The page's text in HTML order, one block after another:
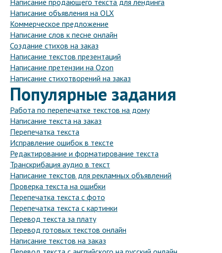
Написание продающего текста для лендинга
Написание объявления на OLX
Коммерческое предложение
Написание слов к песне онлайн
Создание стихов на заказ
Написание текстов презентаций
Написание претензии на Ozon
Написание стихотворений на заказ
Популярные задания
Работа по перепечатке текстов на дому
Написание текста на заказ
Перепечатка текста
Исправление ошибок в тексте
Редактирование и форматирование текста
Транскрибация аудио в текст
Написание текстов для рекламных объявлений
Проверка текста на ошибки
Перепечатка текста с фото
Перепечатка текста с картинки
Перевод текста за плату
Перевод готовых текстов онлайн
Написание текстов на заказ